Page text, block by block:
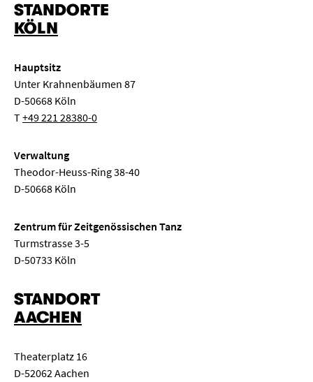
STANDORTE
KÖLN
Hauptsitz
Unter Krahnenbäumen 87
D-50668 Köln
T+49 221 28380-0
Verwaltung
Theodor-Heuss-Ring 38-40
D-50668 Köln
Zentrum für Zeitgenössischen Tanz
Turmstrasse 3-5
D-50733 Köln
STANDORT
AACHEN
Theaterplatz 16
D-52062 Aachen